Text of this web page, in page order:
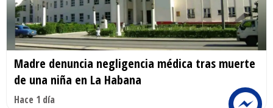
Madre denuncia negligencia médica tras muerte
de una niña en La Habana
Hace 1 día